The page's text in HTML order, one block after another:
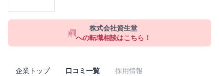
株式会社資生堂
への転職相談はこちら！
企業トップ 口コミ一覧 採用情報